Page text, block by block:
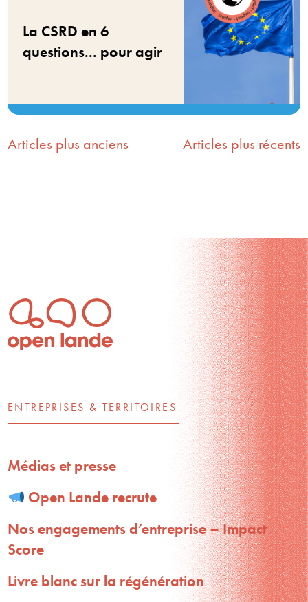
La CSRD en 6
questions... pour agir
Navigation
Articles plus anciens Articles plus récents
ENTREPRISES & TERRITOIRES
Médias et presse
Open Lande recrute
Nos engagements d’entreprise – Impact
Score
Livre blanc sur la régénération